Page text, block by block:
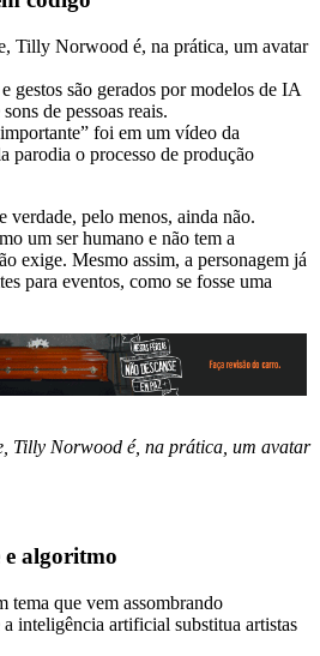
Tilly Norwood é, na prática, um avatar
gestos são gerados por modelos de IA
de pessoas reais.
foi em um vídeo da
parodia o processo de produção
verdade, pelo menos, ainda não.
um ser humano e não tem a
exige. Mesmo assim, a personagem já
para eventos, como se fosse uma
Tilly Norwood é, na prática, um avatar
algoritmo
tema que vem assombrando
inteligência artificial substitua artistas